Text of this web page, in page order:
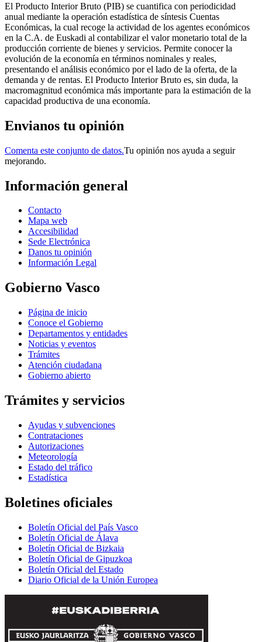
El Producto Interior Bruto (PIB) se cuantifica con periodicidad
anual mediante la operación estadística de síntesis Cuentas
Económicas, la cual recoge la actividad de los agentes económicos
en la C.A. de Euskadi al contabilizar el valor monetario total de la
producción corriente de bienes y servicios. Permite conocer la
evolución de la economía en términos nominales y reales,
presentando el análisis económico por el lado de la oferta, de la
demanda y de rentas. El Producto Interior Bruto es, sin duda, la
macromagnitud económica más importante para la estimación de la
capacidad productiva de una economía.
Envianos tu opinión
Comenta este conjunto de datos.Tu opinión nos ayuda a seguir
mejorando.
Información general
Contacto
Mapa web
Accesibilidad
Sede Electrónica
Danos tu opinión
Información Legal
Gobierno Vasco
Página de inicio
Conoce el Gobierno
Departamentos y entidades
Noticias y eventos
Trámites
Atención ciudadana
Gobierno abierto
Trámites y servicios
Ayudas y subvenciones
Contrataciones
Autorizaciones
Meteorología
Estado del tráfico
Estadística
Boletines oficiales
Boletín Oficial del País Vasco
Boletín Oficial de Álava
Boletín Oficial de Bizkaia
Boletín Oficial de Gipuzkoa
Boletín Oficial del Estado
Diario Oficial de la Unión Europea